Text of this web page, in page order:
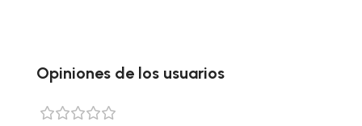
Opiniones de los usuarios